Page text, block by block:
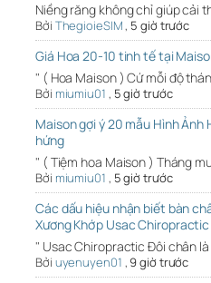
Niềng răng không chỉ giúp cải
Bởi ThegioieSIM, 5 giờ trước
Giá Hoa 20-10 tinh tế tại
" ( Hoa Maison ) Cứ mỗi độ
Bởi miumiu01 , 5 giờ trước
Maison gợi ý 20 mẫu Hình Ảnh
hứng
" ( Tiệm hoa Maison ) Tháng
Bởi miumiu01 , 5 giờ trước
Các dấu hiệu nhận biết bàn
Xương Khớp Usac Chiropractic
" Usac Chiropractic Đôi chân
Bởi uyenuyen01 ,9 giờ trước